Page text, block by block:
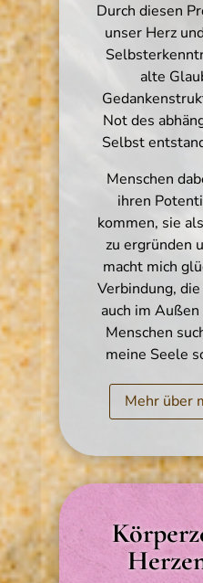
Durch diesen
unser Herz
alte
Not des
Selbst
Menschen
ihren
kommen, sie
zu ergründen
macht mich
Verbindung,
auch im
Menschen
meine Seele
Mehr über